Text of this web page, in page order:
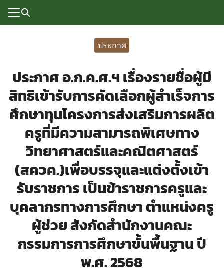
Skip
นฐาน
รา
ด์กลุ่มงาน
ะบบ
for:
ประกาศ
ประกาศ อ.ก.ค.ศ.ฯ เรื่องรายชื่อผู้มี
สิทธิเข้ารับการคัดเลือกผู้สำเร็จการ
ศึกษาทุนโครงการส่งเสริมการผลิต
ครูที่มีความสามารถพิเศษทาง
วิทยาศาสตร์และคณิตศาสตร์
(สควค.)เพื่อบรรจุและแต่งตั้งเข้า
รับราชการ เป็นข้าราชการครูและ
บุคลากรทางการศึกษา ตำแหน่งครู
ผู้ช่วย สังกัดสำนักงานคณะ
กรรมการการศึกษาขั้นพื้นฐาน ปี
พ.ศ. 2568